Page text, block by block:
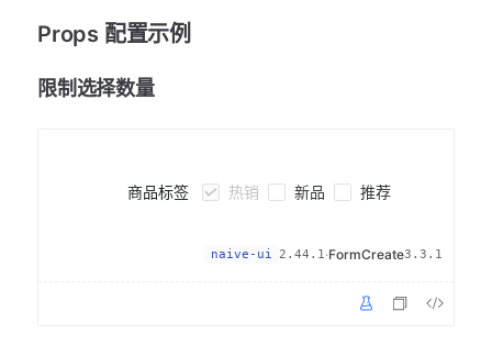
Props 配置示例
限制选择数量
naive-ui 2.44.1·FormCreate3.3.1
商品标签 热销 新品 推荐